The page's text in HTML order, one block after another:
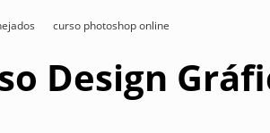
curso photoshop online
Design